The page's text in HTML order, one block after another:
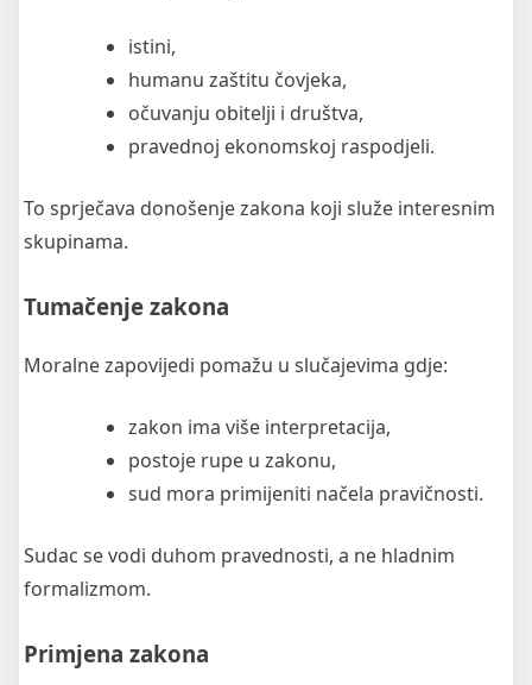
istini,
humanu zaštitu čovjeka,
očuvanju obitelji i društva,
pravednoj ekonomskoj raspodjeli.
To sprječava donošenje zakona koji služe interesnim
skupinama.
Tumačenje zakona
Moralne zapovijedi pomažu u slučajevima gdje:
zakon ima više interpretacija,
postoje rupe u zakonu,
sud mora primijeniti načela pravičnosti.
Sudac se vodi duhom pravednosti, a ne hladnim
formalizmom.
Primjena zakona